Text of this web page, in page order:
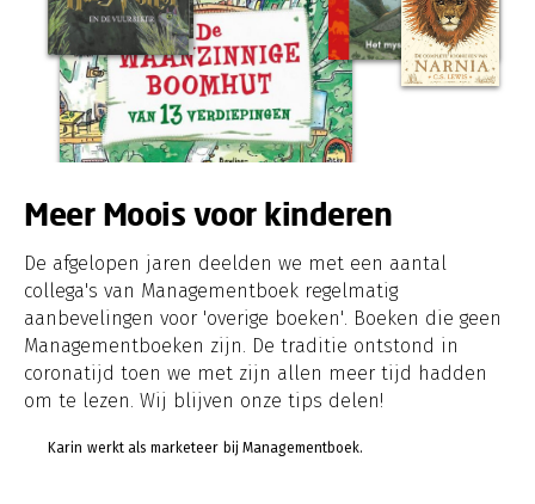
Meer Moois voor kinderen
De afgelopen jaren deelden we met een aantal
collega's van Managementboek regelmatig
aanbevelingen voor 'overige boeken'. Boeken die geen
Managementboeken zijn. De traditie ontstond in
coronatijd toen we met zijn allen meer tijd hadden
om te lezen. Wij blijven onze tips delen!
Karin werkt als marketeer bij Managementboek.